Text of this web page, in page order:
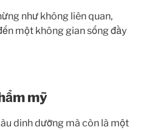
như không liên quan,
một không gian sống đầy
mỹ
dinh dưỡng mà còn là một